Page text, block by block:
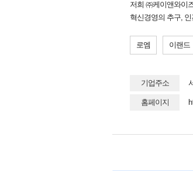
저희 ㈜케이앤와이
혁신경영의 추구,
로엠 이랜드
기업주소
홈페이지